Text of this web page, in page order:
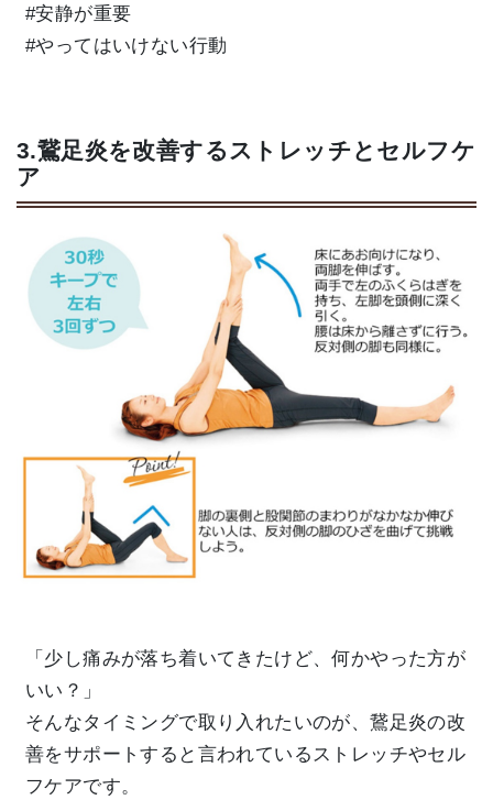
#安静が重要
#やってはいけない行動
3.鵞足炎を改善するストレッチとセルフケ
ア
「少し痛みが落ち着いてきたけど、何かやった方が
いい？」
そんなタイミングで取り入れたいのが、鵞足炎の改
善をサポートすると言われているストレッチやセル
フケアです。